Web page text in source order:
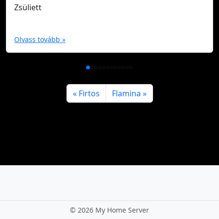
Zsüliett
Olvass tovább »
Firtos Flamina
© 2026 My Home Server